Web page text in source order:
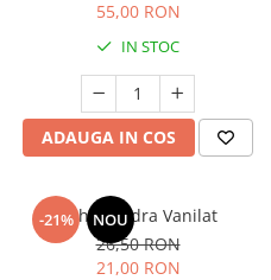
55,00 RON
IN STOC
ADAUGA IN COS
-21% NOU
Zahar Pudra Vanilat
26,50 RON
21,00 RON